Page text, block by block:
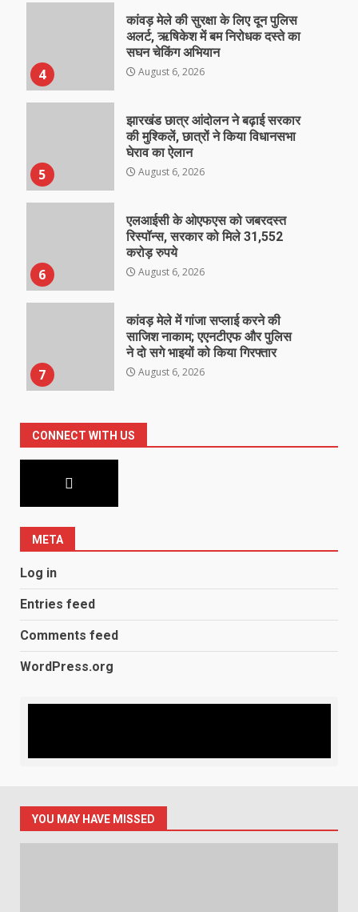
4
कांवड़ मेले की सुरक्षा के लिए दून पुलिस
अलर्ट, ऋषिकेश में बम निरोधक दस्ते का
सघन चेकिंग अभियान
August 6, 2026
5
झारखंड छात्र आंदोलन ने बढ़ाई सरकार
की मुश्किलें, छात्रों ने किया विधानसभा
घेराव का ऐलान
August 6, 2026
6
एलआईसी के ओएफएस को जबरदस्त
रिस्पॉन्स, सरकार को मिले 31,552
करोड़ रुपये
August 6, 2026
7
कांवड़ मेले में गांजा सप्लाई करने की
साजिश नाकाम; एएनटीएफ और पुलिस
ने दो सगे भाइयों को किया गिरफ्तार
August 6, 2026
CONNECT WITH US
META
Log in
Entries feed
Comments feed
WordPress.org
YOU MAY HAVE MISSED